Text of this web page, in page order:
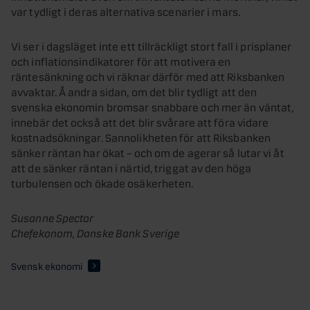
var tydligt i deras alternativa scenarier i mars.
Vi ser i dagsläget inte ett tillräckligt stort fall i prisplaner
och inflationsindikatorer för att motivera en
räntesänkning och vi räknar därför med att Riksbanken
avvaktar. Å andra sidan, om det blir tydligt att den
svenska ekonomin bromsar snabbare och mer än väntat,
innebär det också att det blir svårare att föra vidare
kostnadsökningar. Sannolikheten för att Riksbanken
sänker räntan har ökat – och om de agerar så lutar vi åt
att de sänker räntan i närtid, triggat av den höga
turbulensen och ökade osäkerheten.
Susanne Spector
Chefekonom, Danske Bank Sverige
Svensk ekonomi